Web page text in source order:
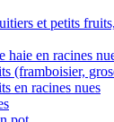
et petits
haie en racines
(framboisier,
en racines nues